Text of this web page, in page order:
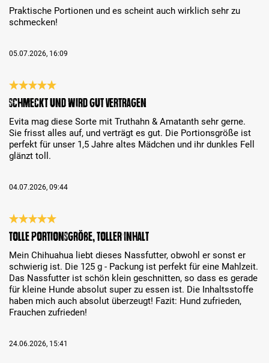
Praktische Portionen und es scheint auch wirklich sehr zu
schmecken!
05.07.2026, 16:09
Recenzja z oceną 5 spośród 5 gwiazdek
Schmeckt und wird gut vertragen
Evita mag diese Sorte mit Truthahn & Amatanth sehr gerne.
Sie frisst alles auf, und verträgt es gut. Die Portionsgröße ist
perfekt für unser 1,5 Jahre altes Mädchen und ihr dunkles Fell
glänzt toll.
04.07.2026, 09:44
Recenzja z oceną 5 spośród 5 gwiazdek
Tolle Portionsgröße, toller Inhalt
Mein Chihuahua liebt dieses Nassfutter, obwohl er sonst er
schwierig ist. Die 125 g - Packung ist perfekt für eine Mahlzeit.
Das Nassfutter ist schön klein geschnitten, so dass es gerade
für kleine Hunde absolut super zu essen ist. Die Inhaltsstoffe
haben mich auch absolut überzeugt! Fazit: Hund zufrieden,
Frauchen zufrieden!
24.06.2026, 15:41